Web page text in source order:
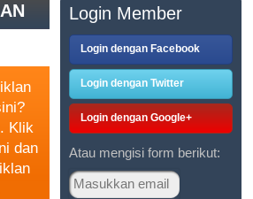
Klik
dan
Login Member
Login dengan Facebook
Login dengan Twitter
Login dengan Google+
Atau mengisi form berikut: